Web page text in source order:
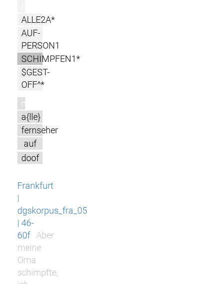
ALLE2A*
AUF-
PERSON1
SCHIMPFEN1*
$GEST-
OFF^*
m
a{lle}
fernseher
auf
doof
Frankfurt
|
dgskorpus_fra_05
| 46-
60f
Aber
meine
Oma
schimpfte,